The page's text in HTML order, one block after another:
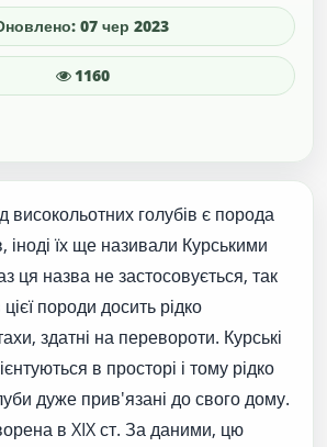
07 чер 2023
1160
голубів є порода
іноді їх ще називали Курськими
ця назва не застосовується, так
породи досить рідко
здатні на перевороти. Курські
в просторі і тому рідко
дуже прив'язані до свого дому.
в XIX ст. За даними, цю